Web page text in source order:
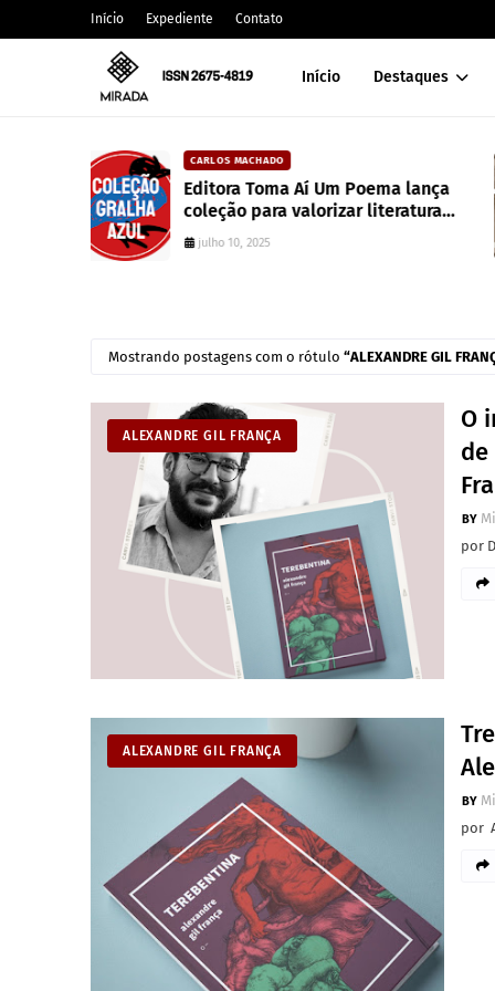
Início Expediente Contato
Início Destaques
lança
literatura
CAIXA DE POESIA
Canção de mim mesmo |
Whitman
Mostrando postagens com o rótulo ALEXANDRE GIL
ALEXANDRE GIL FRANÇA
O
por
ALEXANDRE GIL FRANÇA
por